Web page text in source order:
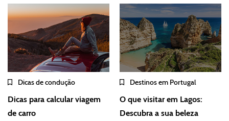
Dicas de condução
Dicas para calcular viagem
de carro
Destinos em Portugal
O que visitar em Lagos:
Descubra a sua beleza